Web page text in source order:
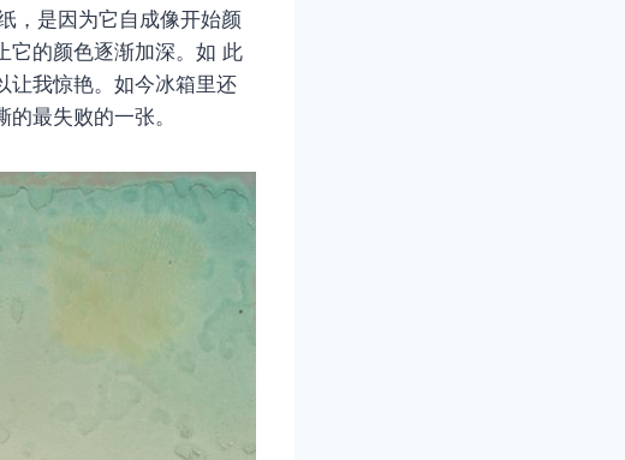
，是因为它自成像开始颜
它的颜色逐渐加深。如 此
让我惊艳。如今冰箱里还
最失败的一张。